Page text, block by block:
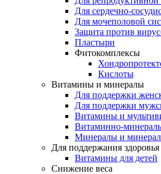
Для сердечно-
Для мочеполовой
Защита против
Пластыри
Фитокомплексы
Кислоты
Витамины и минералы
Для поддержки
Для поддержки
Витамины и
Витаминно-
Минералы и
Для поддержания здоровья
Витамины для детей
Снижение веса